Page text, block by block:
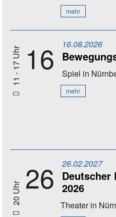
mehr
11 - 17 Uhr 16 16.08.2026
Spiel in
mehr
20 Uhr 26 26.02.2027
2026
Theaterin